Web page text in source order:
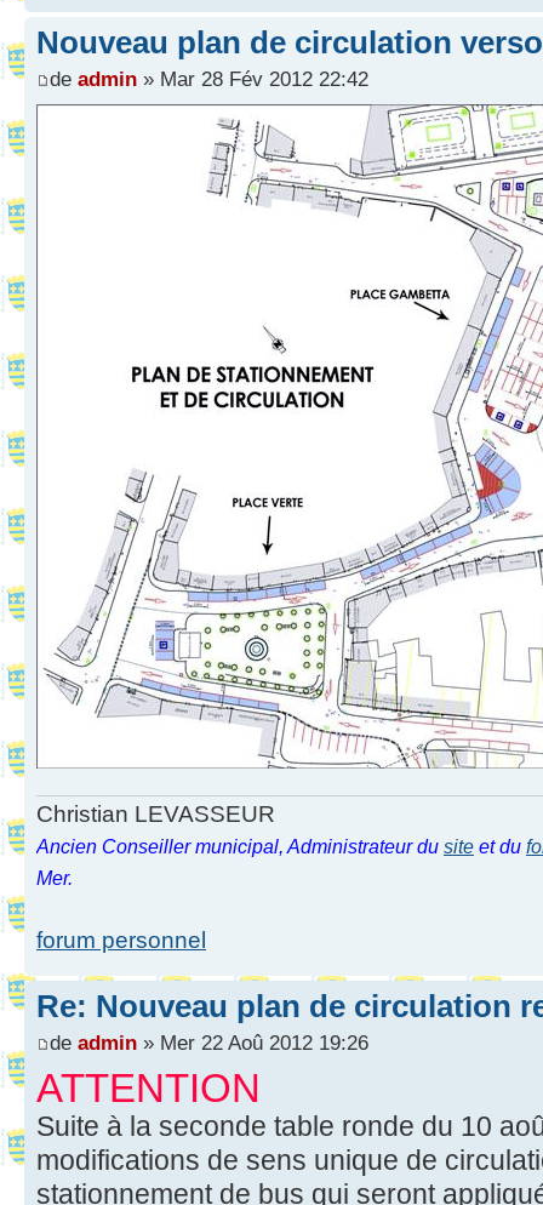
Nouveau plan de circulation verso
de admin » Mar 28 Fév 2012 22:42
Christian LEVASSEUR
Ancien Conseiller municipal, Administrateur du site et du
Mer.
forum personnel
Re: Nouveau plan de circulation
de admin » Mer 22 Aoû 2012 19:26
ATTENTION
Suite à la seconde table ronde du 10
modifications de sens unique de
stationnement de bus qui seront